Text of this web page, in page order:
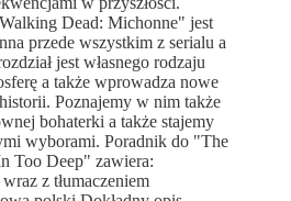
Dead: Michonne" jest
przede wszystkim z serialu a
jest własnego rodzaju
a także wprowadza nowe
Poznajemy w nim także
bohaterki a także stajemy
wyborami. Poradnik do "The
Too Deep" zawiera:
z tłumaczeniem